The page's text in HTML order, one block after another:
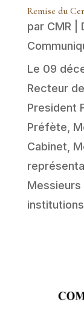
Remise du
par CMR|
Le 09
Recteur
President
Préfète,
Cabinet,